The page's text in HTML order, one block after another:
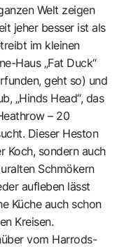
Welt zeigen
jeher besser ist als
im kleinen
Haus „Fat Duck“
geht so) und
„Hinds Head“, das
– 20
Dieser Heston
Koch, sondern auch
Schmökern
aufleben lässt
Küche auch schon
Kreisen.
vom Harrods-